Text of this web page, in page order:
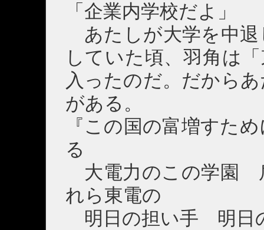
「企業内学校だよ」
あたしが大学を中退
していた頃、羽角は
入ったのだ。だから
がある。
『この国の富増すた
る
大電力のこの学園
れら東電の
明日の担い手 明日